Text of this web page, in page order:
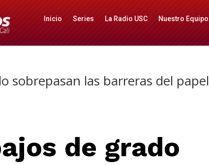
Inicio Series La Radio USC Nuestro Equipo
sobrepasan las barreras del papel
de grado